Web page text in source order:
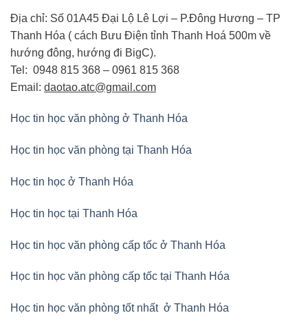
Địa chỉ: Số 01A45 Đại Lộ Lê Lợi – P.Đông Hương – TP
Thanh Hóa ( cách Bưu Điện tỉnh Thanh Hoá 500m về
hướng đông, hướng đi BigC).
Tel: 0948 815 368 – 0961 815 368
Email: daotao.atc@gmail.com
Học tin học văn phòng ở Thanh Hóa
Học tin học văn phòng tại Thanh Hóa
Học tin học ở Thanh Hóa
Học tin học tại Thanh Hóa
Học tin học văn phòng cấp tốc ở Thanh Hóa
Học tin học văn phòng cấp tốc tại Thanh Hóa
Học tin học văn phòng tốt nhất ở Thanh Hóa